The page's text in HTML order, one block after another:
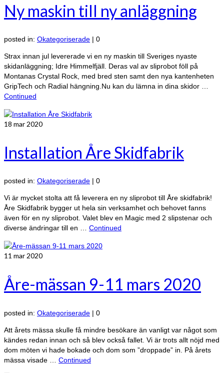
Ny maskin till ny anläggning
posted in: Okategoriserade | 0
Strax innan jul levererade vi en ny maskin till Sveriges nyaste
skidanläggning; Idre Himmelfjäll. Deras val av sliprobot föll på
Montanas Crystal Rock, med bred sten samt den nya kantenheten
GripTech och Radial hängning.Nu kan du lämna in dina skidor …
Continued
18 mar 2020
Installation Åre Skidfabrik
posted in: Okategoriserade | 0
Vi är mycket stolta att få leverera en ny sliprobot till Åre skidfabrik!
Åre Skidfabrik bygger ut hela sin verksamhet och behovet fanns
även för en ny sliprobot. Valet blev en Magic med 2 slipstenar och
diverse ändringar till en … Continued
11 mar 2020
Åre-mässan 9-11 mars 2020
posted in: Okategoriserade | 0
Att årets mässa skulle få mindre besökare än vanligt var något som
kändes redan innan och så blev också fallet. Vi är trots allt nöjd med
dom möten vi hade bokade och dom som ”droppade” in. På årets
mässa visade … Continued